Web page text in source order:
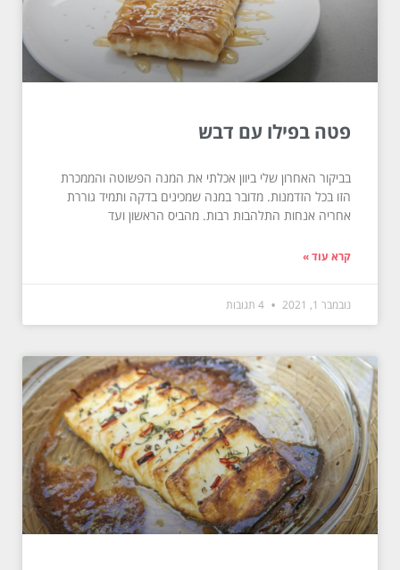
פטה בפילו עם דבש
בביקור האחרון שלי ביוון אכלתי את המנה הפשוטה והממכרת
הזו בכל הזדמנות. מדובר במנה שמכינים בדקה ותמיד גוררת
אחריה אנחות התלהבות רבות. מהביס הראשון ועד
קרא עוד »
נובמבר 1, 2021